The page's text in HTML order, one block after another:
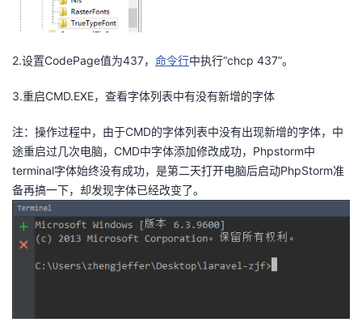
2.设置CodePage值为437， 命令行中执行“chcp 437”。
3.重启CMD.EXE，查看字体列表中有没有新增的字体
注：操作过程中，由于CMD的字体列表中没有出现新增的字体，中
途重启过几次电脑，CMD中字体添加修改成功，Phpstorm中
terminal字体始终没有成功，是第二天打开电脑后启动PhpStorm准
备再搞一下，却发现字体已经改变了。